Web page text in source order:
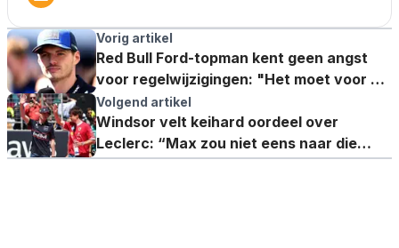
Vorig artikel
Red Bull Ford-topman kent geen angst
voor regelwijzigingen: "Het moet voor de
sport"
Volgend artikel
Windsor velt keihard oordeel over
Leclerc: “Max zou niet eens naar die
data kijken”